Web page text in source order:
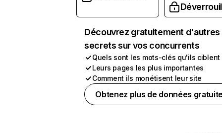
Découvrez gratuitement d'autres
secrets sur vos concurrents
Quels sont les mots-clés qu'ils ciblent
Leurs pages les plus importantes
Comment ils monétisent leur site
Obtenez plus de données